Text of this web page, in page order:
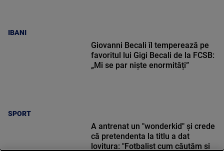
IBANI
SPORT
Giovanni Becali îl temperează pe
favoritul lui Gigi Becali de la FCSB:
„Mi se par niște enormități”
A antrenat un "wonderkid" și crede
că pretendenta la titlu a dat
lovitura: "Fotbalist cum căutăm și